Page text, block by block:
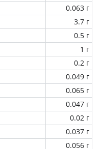
0.063 г
3.7 г
0.5 г
1 г
0.2 г
0.049 г
0.065 г
0.047 г
0.02 г
0.037 г
0.056 г